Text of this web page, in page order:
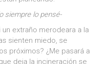
siempre lo pensé-
extraño merodeara a la
sienten miedo, se
próximos? ¿Me pasará a
deja la incineración se